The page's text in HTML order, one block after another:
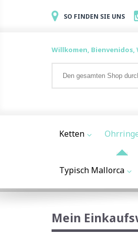
SO FINDEN SIE UNS
Willkomen, Bienvenidos,
Ketten
Typisch Mallorca
Mein